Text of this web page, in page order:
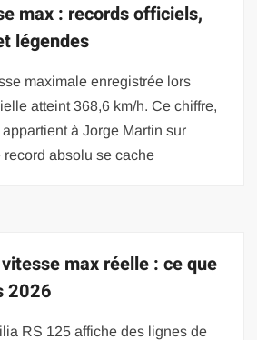
max : records officiels,
légendes
maximale enregistrée lors
atteint 368,6 km/h. Ce chiffre,
à Jorge Martin sur
absolu se cache
max réelle : ce que
2026
RS 125 affiche des lignes de